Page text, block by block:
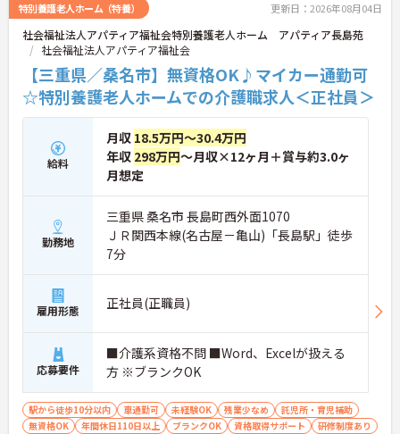
特別養護老人ホーム（特養） 更新日：2026年08月04日
社会福祉法人アパティア福祉会特別養護老人ホーム アパティア長島苑
社会福祉法人アパティア福祉会
【三重県／桑名市】無資格OK♪マイカー通勤可
☆特別養護老人ホームでの介護職求人＜正社員＞
給料
月収 18.5万円～30.4万円
年収 298万円～月収×12ヶ月＋賞与約3.0ヶ
月想定
勤務地
三重県 桑名市 長島町西外面1070
ＪＲ関西本線(名古屋－亀山)「長島駅」徒歩
7分
雇用形態 正社員(正職員)
応募要件
■介護系資格不問 ■Word、Excelが扱える
方 ※ブランクOK
駅から徒歩10分以内 車通勤可 未経験OK 残業少なめ
託児所・育児補助
無資格OK
年間休日110日以上 ブランクOK 資格取得サポート
研修制度あり